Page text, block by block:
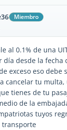
Miembro
al 0.1% de una
día desde la
exceso eso debe
cancelar tu
tienes de tu
de la
tuyos
transporte